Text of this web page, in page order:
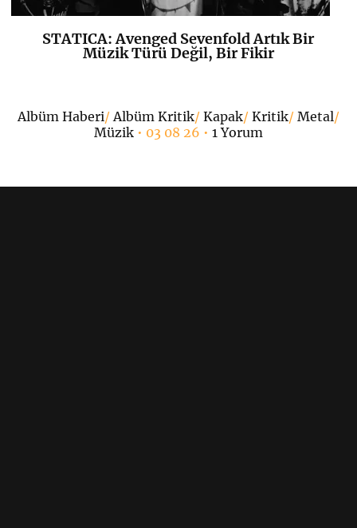
K+
STATICA: Avenged Sevenfold Artık Bir
Müzik Türü Değil, Bir Fikir
Albüm Haberi/ Albüm Kritik/ Kapak/ Kritik/ Metal/
Müzik• 03 08 26 • 1 Yorum